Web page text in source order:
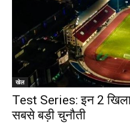
खेल
Test Series: इन 2
सबसे बड़ी चुनौती